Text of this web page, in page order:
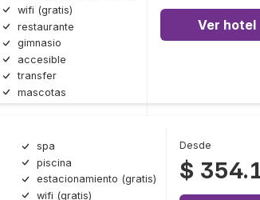
wifi (gratis)
restaurante
gimnasio
accesible
transfer
mascotas
Ver hotel
spa
piscina
estacionamiento (gratis)
wifi (gratis)
Desde
$